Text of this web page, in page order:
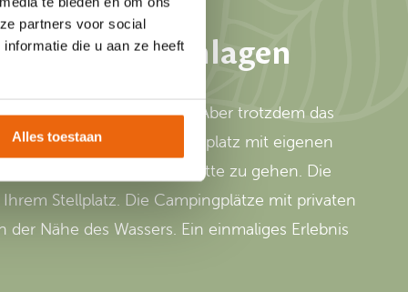
partners voor social
die u aan ze heeft
Alles toestaan
Sanitäranlagen
Wohnmobil campen? Aber trotzdem das
können Sie! Mit einem Stellplatz mit eigenen
gehen, um auf die Toilette zu gehen. Die
Stellplatz. Die Campingplätze mit privaten
Nähe des Wassers. Ein einmaliges Erlebnis